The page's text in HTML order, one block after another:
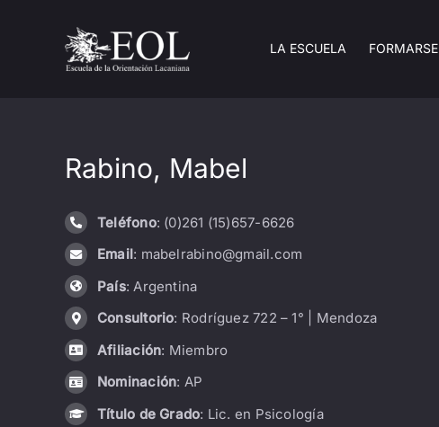
contenido
LA ESCUELA FORMARSE
Rabino, Mabel
Teléfono: (0)261 (15)657-6626
Email: mabelrabino@gmail.com
País: Argentina
Consultorio: Rodríguez 722 – 1° | Mendoza
Afiliación: Miembro
Nominación: AP
Título de Grado: Lic. en Psicología